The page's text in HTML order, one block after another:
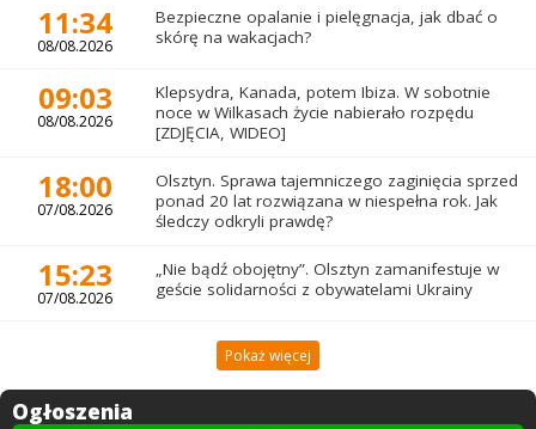
11:34
08/08.2026
Bezpieczne opalanie i pielęgnacja, jak dbać o
skórę na wakacjach?
09:03
08/08.2026
Klepsydra, Kanada, potem Ibiza. W sobotnie
noce w Wilkasach życie nabierało rozpędu
[ZDJĘCIA, WIDEO]
18:00
07/08.2026
Olsztyn. Sprawa tajemniczego zaginięcia sprzed
ponad 20 lat rozwiązana w niespełna rok. Jak
śledczy odkryli prawdę?
15:23
07/08.2026
„Nie bądź obojętny”. Olsztyn zamanifestuje w
geście solidarności z obywatelami Ukrainy
Pokaż więcej
Ogłoszenia